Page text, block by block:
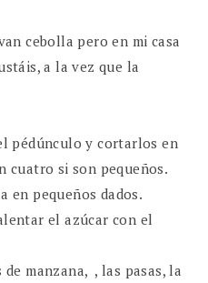
cebolla pero en mi casa
a la vez que la
pédúnculo y cortarlos en
cuatro si son pequeños.
en pequeños dados.
el azúcar con el
manzana, , las pasas, la